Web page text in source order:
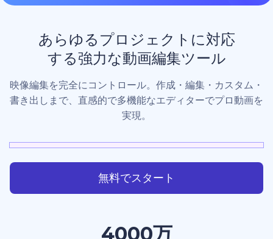
あらゆるプロジェクトに対応
する強力な動画編集ツール
映像編集を完全にコントロール。作成・編集・カスタム・
書き出しまで、直感的で多機能なエディターでプロ動画を
実現。
無料でスタート
4000万